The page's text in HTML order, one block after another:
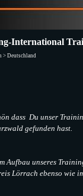
International
> Deutschland
dass Du unser
gefunden hast.
Aufbau unseres
Lörrach ebenso wie